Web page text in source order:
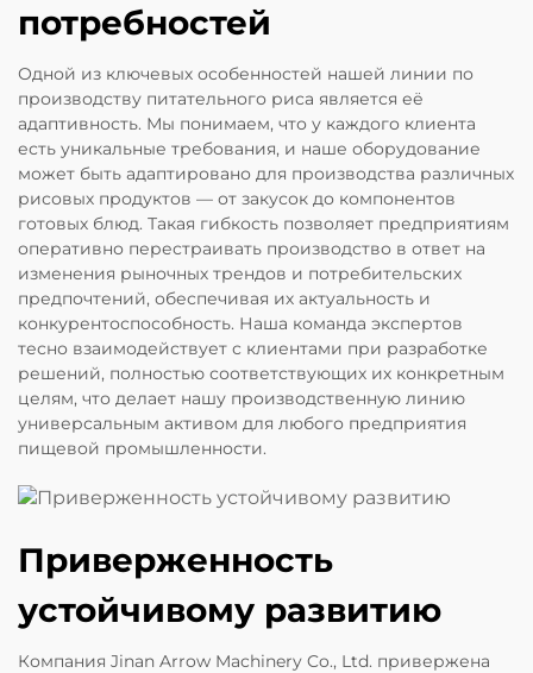
потребностей
Одной из ключевых особенностей нашей линии по
производству питательного риса является её
адаптивность. Мы понимаем, что у каждого клиента
есть уникальные требования, и наше оборудование
может быть адаптировано для производства различных
рисовых продуктов — от закусок до компонентов
готовых блюд. Такая гибкость позволяет предприятиям
оперативно перестраивать производство в ответ на
изменения рыночных трендов и потребительских
предпочтений, обеспечивая их актуальность и
конкурентоспособность. Наша команда экспертов
тесно взаимодействует с клиентами при разработке
решений, полностью соответствующих их конкретным
целям, что делает нашу производственную линию
универсальным активом для любого предприятия
пищевой промышленности.
Приверженность
устойчивому развитию
Компания Jinan Arrow Machinery Co., Ltd. привержена